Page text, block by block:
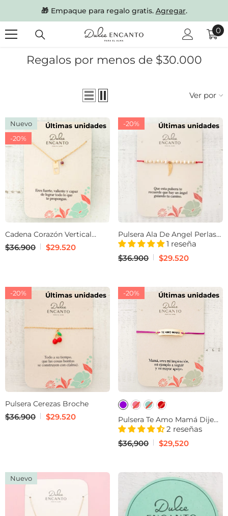
SKIP TO CONTENT
🎁 Empaque para regalo gratis. Agregar.
00
Regalos por menos de $30.000
Ver por
Nuevo
-20%
Últimas unidades
Cadena Corazón Vertical
Murano Violeta
$36.900 $29.520
-20% Últimas unidades
Pulsera Ala De Angel Perlas
De Agua Dulce Ajustable
1 reseña
$36.900
$29.520
-20% Últimas unidades
Pulsera Cerezas Broche
$36.900 $29.520
-20% Últimas unidades
Pulsera Te Amo Mamá Dije
Grande Hilo
2 reseñas
$36,900
$29,520
Nuevo